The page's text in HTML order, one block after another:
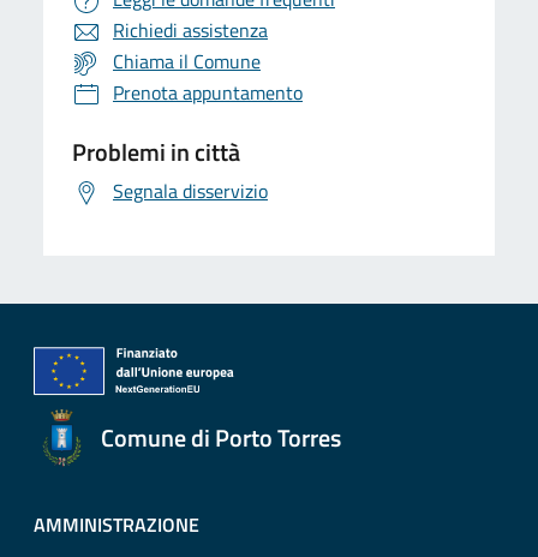
Richiedi assistenza
Chiama il Comune
Prenota appuntamento
Problemi in città
Segnala disservizio
Comune di Porto Torres
AMMINISTRAZIONE